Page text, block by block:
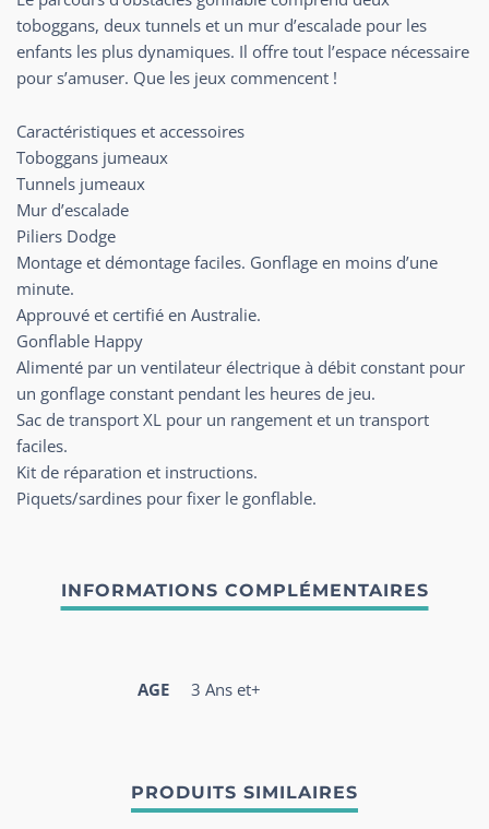
toboggans, deux tunnels et un mur d’escalade pour les
enfants les plus dynamiques. Il offre tout l’espace nécessaire
pour s’amuser. Que les jeux commencent !
Caractéristiques et accessoires
Toboggans jumeaux
Tunnels jumeaux
Mur d’escalade
Piliers Dodge
Montage et démontage faciles. Gonflage en moins d’une
minute.
Approuvé et certifié en Australie.
Gonflable Happy
Alimenté par un ventilateur électrique à débit constant pour
un gonflage constant pendant les heures de jeu.
Sac de transport XL pour un rangement et un transport
faciles.
Kit de réparation et instructions.
Piquets/sardines pour fixer le gonflable.
AGE 3 Ans et+
PRODUITS SIMILAIRES